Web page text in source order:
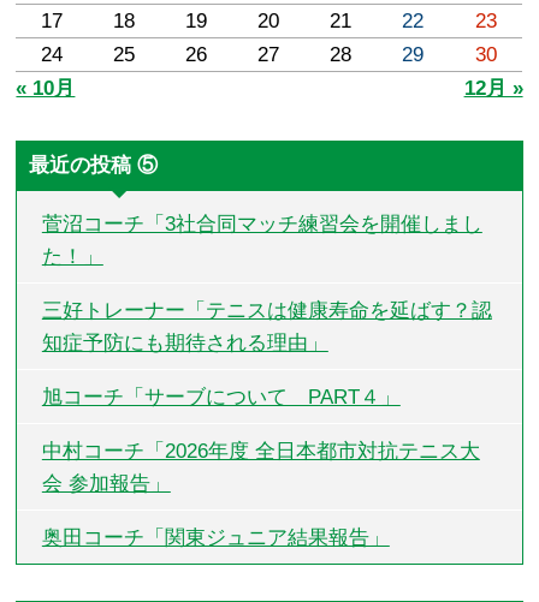
17
18 19 20 21 22
23
24
25 26 27 28 29
30
« 10月
12月 »
最近の投稿 ⑤
菅沼コーチ「3社合同マッチ練習会を開催しまし
た！」
三好トレーナー「テニスは健康寿命を延ばす？認
知症予防にも期待される理由」
旭コーチ「サーブについて PART４」
中村コーチ「2026年度 全日本都市対抗テニス大
会 参加報告」
奥田コーチ「関東ジュニア結果報告」